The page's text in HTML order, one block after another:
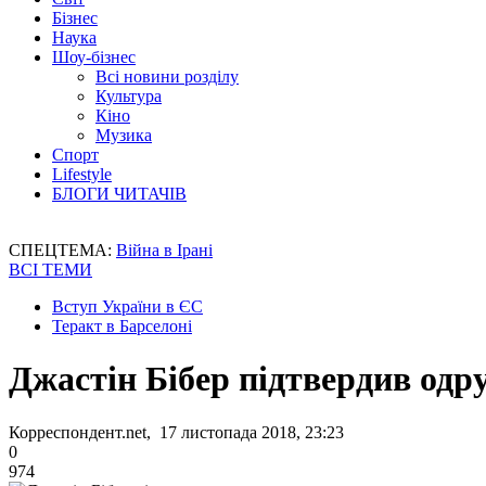
Бізнес
Наука
Шоу-бізнес
Всі новини розділу
Культура
Кіно
Музика
Спорт
Lifestyle
БЛОГИ ЧИТАЧІВ
СПЕЦТЕМА: Війна в Ірані
ВСІ ТЕМИ
Вступ України в ЄС
Теракт в Барселоні
Джастін Бібер підтвердив
Корреспондент.net, 17 листопада 2018, 23:23
0
974